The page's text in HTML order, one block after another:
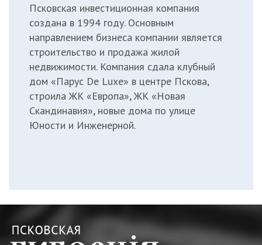
Псковская инвестиционная компания
создана в 1994 году. Основным
направлением бизнеса компании является
строительство и продажа жилой
недвижимости. Компания сдала клубный
дом «Парус De Luxe» в центре Пскова,
строила ЖК «Европа», ЖК «Новая
Скандинавия», новые дома по улице
Юности и Инженерной.